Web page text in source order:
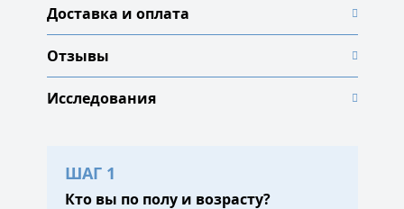
Доставка и оплата
Отзывы
Исследования
ШАГ 1
Кто вы по полу и возрасту?